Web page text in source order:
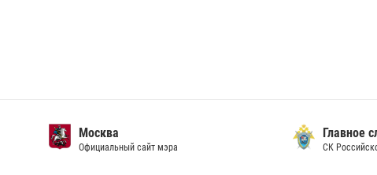
Москва
Официальный сайт мэра
Главное
СК